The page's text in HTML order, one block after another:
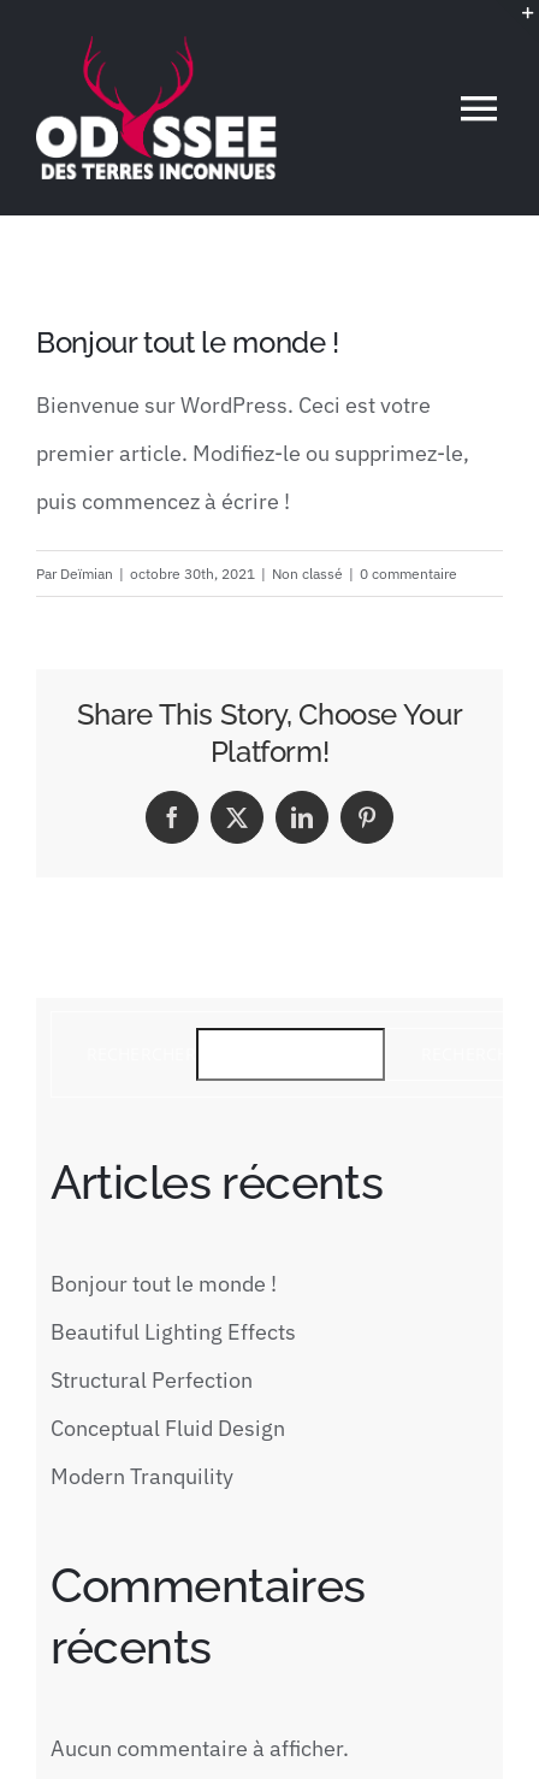
contenu
Voyages conférences
Bonjour tout le monde !
Bienvenue sur WordPress. Ceci est votre
premier article. Modifiez-le ou supprimez-le,
puis commencez à écrire !
Par Deïmian | octobre 30th, 2021 | Non classé | 0 commentaire
Share This Story, Choose Your
Platform!
Facebook
X LinkedInPinterest
Articles récents
Bonjour tout le monde !
Beautiful Lighting Effects
Structural Perfection
Conceptual Fluid Design
Modern Tranquility
Commentaires
récents
Aucun commentaire à afficher.